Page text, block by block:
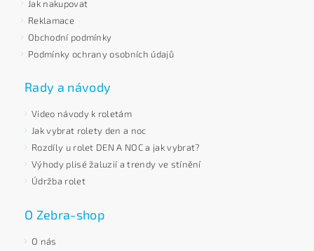
Jak nakupovat
Reklamace
Obchodní podmínky
Podmínky ochrany osobních údajů
Rady a návody
Video návody k roletám
Jak vybrat rolety den a noc
Rozdíly u rolet DEN A NOC a jak vybrat?
Výhody plisé žaluzií a trendy ve stínění
Údržba rolet
O Zebra-shop
O nás